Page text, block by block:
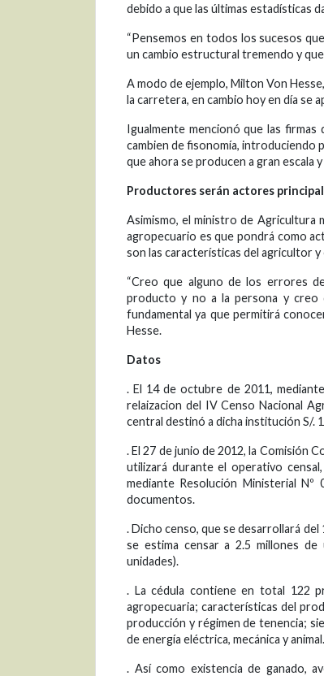
debido a que las últimas estadísticas
“Pensemos en todos los sucesos
un cambio estructural tremendo y
A modo de ejemplo, Milton Von
la carretera, en cambio hoy en día se
Igualmente mencionó que las
cambien de fisonomía, introduciendo
que ahora se producen a gran escala
Productores serán actores
Asimismo, el ministro de Agricultura
agropecuario es que pondrá como
son las características del agricultor
“Creo que alguno de los errores
producto y no a la persona y creo
fundamental ya que permitirá
Hesse.
Datos
. El 14 de octubre de 2011,
relaizacion del IV Censo Nacional
central destinó a dicha institución S/.
. El 27 de junio de 2012, la Comisión
utilizará durante el operativo
mediante Resolución Ministerial
documentos.
. Dicho censo, que se desarrollará
se estima censar a 2.5 millones
unidades).
. La cédula contiene en total 122
agropecuaria; características del
producción y régimen de tenencia;
de energía eléctrica, mecánica y animal.
. Así como existencia de ganado,